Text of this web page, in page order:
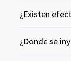
¿Existen
¿Donde se